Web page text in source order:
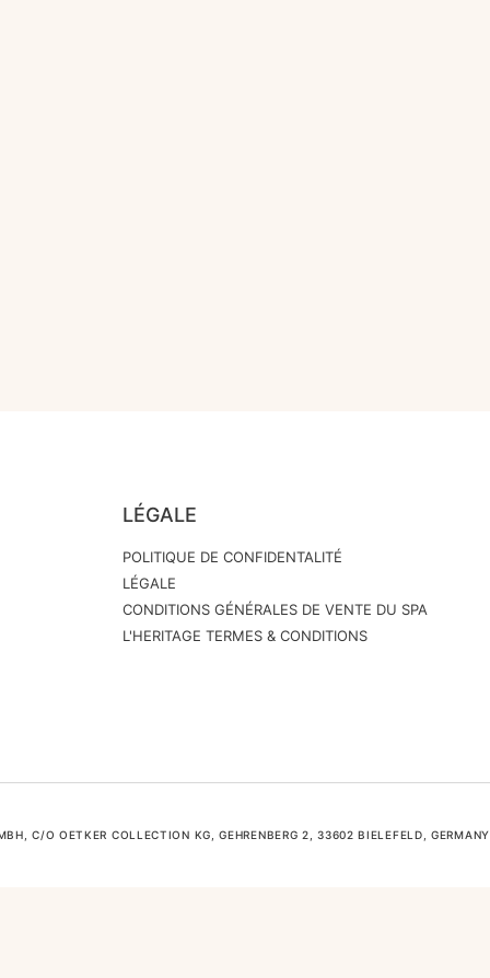
LÉGALE
POLITIQUE DE CONFIDENTALITÉ
LÉGALE
CONDITIONS GÉNÉRALES DE VENTE DU SPA
L'HERITAGE TERMES & CONDITIONS
C/O OETKER COLLECTION KG, GEHRENBERG 2, 33602 BIELEFELD, GERMANY